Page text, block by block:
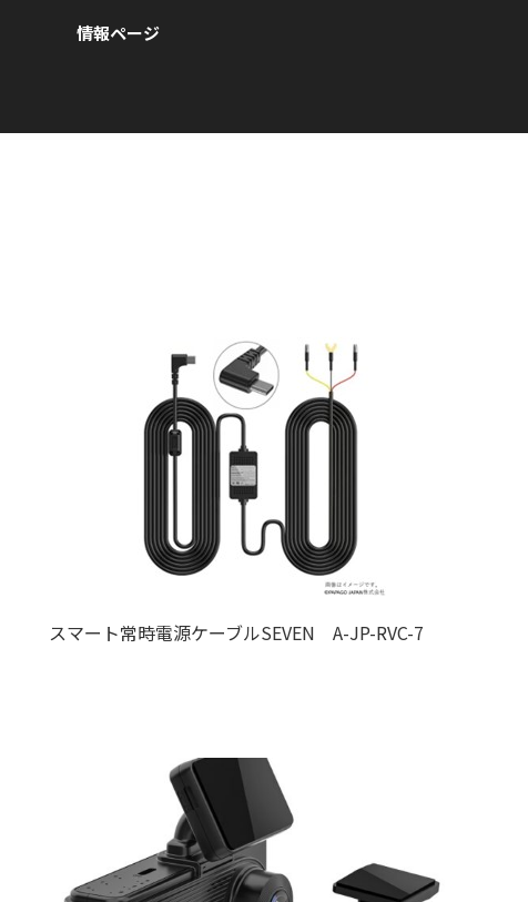
情報ページ
スマート常時電源ケーブルSEVEN A-JP-RVC-7